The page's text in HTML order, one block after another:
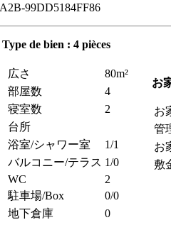
Type de bien : 4 pièces
広さ
80m²
部屋数
4
寝室数
2
台所
浴室/シャワー室
1/1
バルコニー/テラス 1/0
WC
2
駐車場/Box
0/0
地下倉庫
0
お
お
管
お
敷